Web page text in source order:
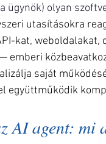
ügynök) olyan
utasításokra
kat, weboldalakat,
emberi
saját
együttműködik
AI agent: mi